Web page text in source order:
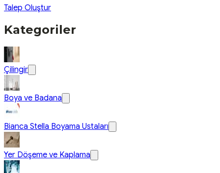
Talep Oluştur
Kategoriler
Çilingir
Boya ve Badana
Bianca Stella Boyama Ustaları
Yer Döşeme ve Kaplama